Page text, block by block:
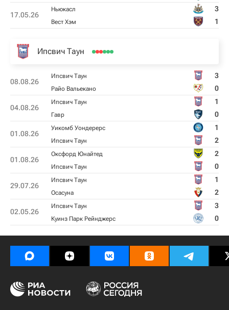
17.05.26
Ньюкасл 3
Вест Хэм 1
Ипсвич Таун
08.08.26
Ипсвич Таун 3
Райо Вальекано 0
04.08.26
Ипсвич Таун 1
Гавр 0
01.08.26
Уикомб Уондерерс 1
Ипсвич Таун 2
01.08.26
Оксфорд Юнайтед 2
Ипсвич Таун 0
29.07.26
Ипсвич Таун 1
Осасуна 2
02.05.26
Ипсвич Таун 3
Куинз Парк Рейнджерс 0